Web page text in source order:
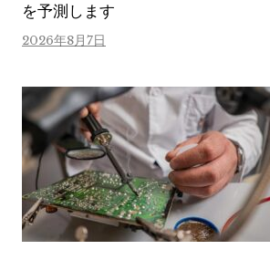
を予測します
2026年8月7日